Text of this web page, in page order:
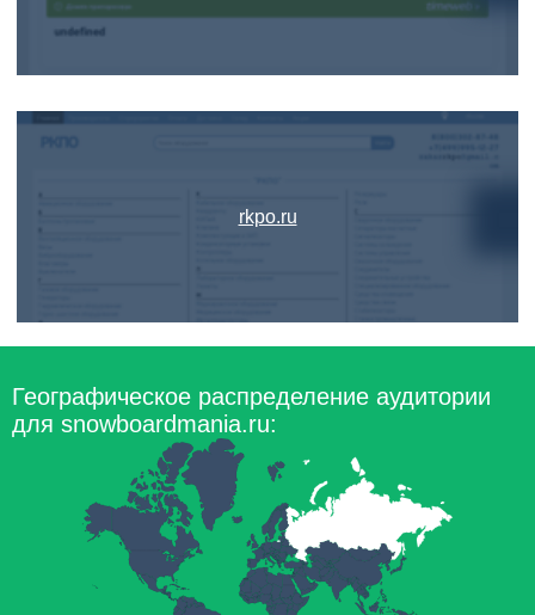
rkpo.ru
Географическое распределение аудитории
для snowboardmania.ru: